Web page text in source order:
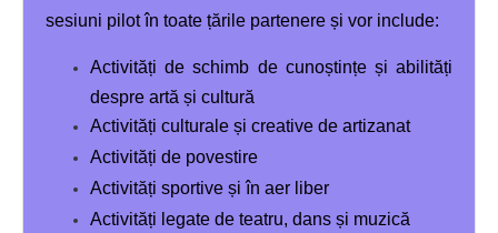
sesiuni pilot în toate țările partenere și vor include:
Activități de schimb de cunoștințe și abilități
despre artă și cultură
Activități culturale și creative de artizanat
Activități de povestire
Activități sportive și în aer liber
Activități legate de teatru, dans și muzică